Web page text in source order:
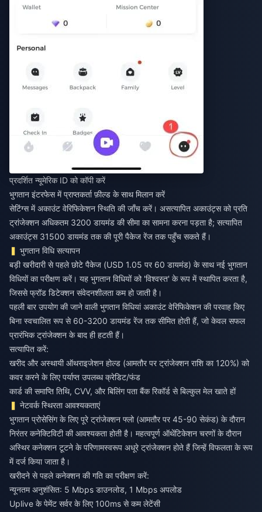
प्रदर्शित न्यूमेरिक ID को कॉपी करें
भुगतान इंटरफेस में प्राप्तकर्ता फ़ील्ड के साथ मिलान करें
सेटिंग्स में अकाउंट वेरिफिकेशन स्थिति की जाँच करें। असत्यापित अकाउंट्स को प्रति
ट्रांजेक्शन अधिकतम 3200 डायमंड की सीमा का सामना करना पड़ता है; सत्यापित
अकाउंट्स 31500 डायमंड तक की पूरी पैकेज रेंज तक पहुँच सकते हैं।
भुगतान विधि सत्यापन
बड़ी खरीदारी से पहले छोटे पैकेज (USD 1.05 पर 60 डायमंड) के साथ नई भुगतान
विधियों का परीक्षण करें। यह भुगतान विधियों को 'विश्वस्त' के रूप में स्थापित करता है,
जिससे फ्रॉड डिटेक्शन संवेदनशीलता कम हो जाती है।
पहली बार उपयोग की जाने वाली भुगतान विधियां अकाउंट वेरिफिकेशन की परवाह किए
बिना स्वचालित रूप से 60-3200 डायमंड रेंज तक सीमित होती हैं, जो केवल सफल
प्रारंभिक ट्रांजेक्शन के बाद ही हटती हैं।
सत्यापित करें:
खरीद और अस्थायी ऑथराइजेशन होल्ड (आमतौर पर ट्रांजेक्शन राशि का 120%) को
कवर करने के लिए पर्याप्त उपलब्ध क्रेडिट/फंड
कार्ड की समाप्ति तिथि, CVV, और बिलिंग पता बैंक रिकॉर्ड से बिल्कुल मेल खाते हों
नेटवर्क स्थिरता आवश्यकताएं
भुगतान प्रोसेसिंग के लिए पूरे ट्रांजेक्शन फ्लो (आमतौर पर 45-90 सेकंड) के दौरान
निरंतर कनेक्टिविटी की आवश्यकता होती है। महत्वपूर्ण ऑथेंटिकेशन चरणों के दौरान
अस्थिर कनेक्शन टूटने के परिणामस्वरूप अधूरे ट्रांजेक्शन होते हैं जिन्हें विफलता के रूप
में दर्ज किया जाता है।
खरीदने से पहले कनेक्शन की गति का परीक्षण करें:
न्यूनतम अनुशंसित: 5 Mbps डाउनलोड, 1 Mbps अपलोड
Uplive के पेमेंट सर्वर के लिए 100ms से कम लेटेंसी